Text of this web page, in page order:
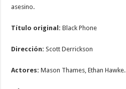
asesino.
Título original: Black Phone
Dirección:Scott Derrickson
Actores:Mason Thames, Ethan Hawke.